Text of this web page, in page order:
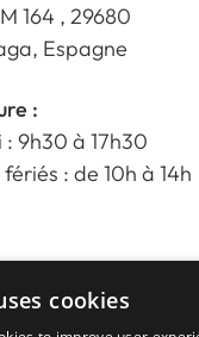
164 , 29680
Espagne
:
9h30 à 17h30
: de 10h à 14h
cookies